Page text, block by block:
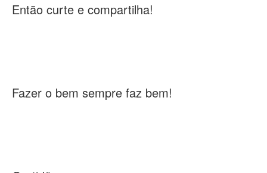
Então curte e compartilha!
Fazer o bem sempre faz bem!